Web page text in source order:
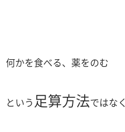
何かを食べる、薬をのむ
という 足算方法ではなく